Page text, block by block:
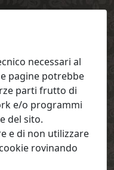
necessari al
pagine potrebbe
parti frutto di
e/o programmi
del sito.
e di non utilizzare
rovinando